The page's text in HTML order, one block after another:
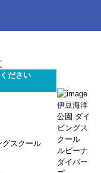
ださい
グスクール
伊豆海洋
公園 ダイ
ビングス
クール
ルビーナ
ダイバー